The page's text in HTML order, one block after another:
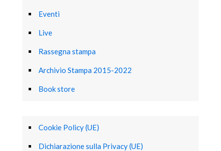
Eventi
Live
Rassegna stampa
Archivio Stampa 2015-2022
Book store
Cookie Policy (UE)
Dichiarazione sulla Privacy (UE)